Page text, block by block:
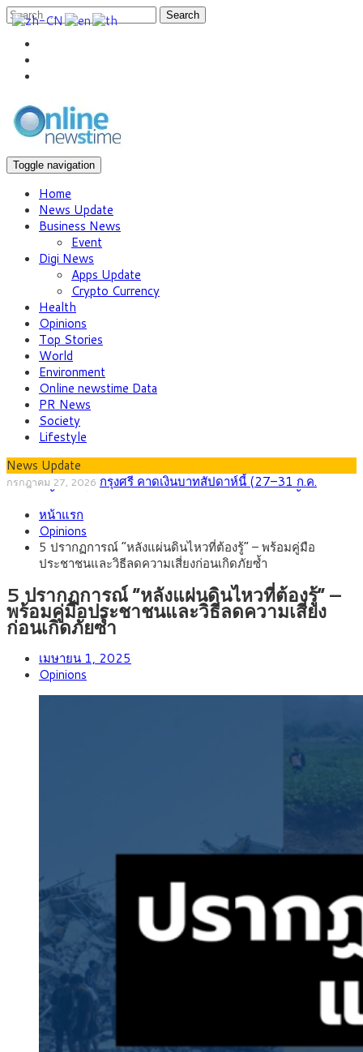
Search
Toggle navigation
Home
News Update
Business News
Event
Digi News
Apps Update
Crypto Currency
Health
Opinions
Top Stories
World
Environment
Online newstime Data
PR News
Society
Lifestyle
News Update
กรกฎาคม 27, 2026 กรุงศรี คาดเงินบาทสัปดาห์นี้ (27–31 ก.ค.
หน้ารถไฟฟ้าสงขลา โมโนเรล 12.54 กม. เชื่อมเมืองหาดใหญ่
สิงหาคม 4, 2026
หัวเพียง 2,618 บาท เสนอทบทวนจัดสรรงบให้สอดคล้องภาระงาน
จริง
สิงหาคม 3, 2026 กรุงศรี คาดเงินบาทสัปดาห์นี้ซื้อขายในกรอบ
33.00-33.60 ติดตามข้อมูลจ้างงานสหรัฐฯ
สิงหาคม 1, 2026 “เอกนิติ” เปิดเครื่องยนต์เศรษฐกิจใหม่ของไทย เดิน
หน้า 5 ยุทธศาสตร์ รื้อโครงสร้างเศรษฐกิจ ดันไทยโตเต็มศักยภาพ
กรกฎาคม 27, 2026 ภัยเงียบใกล้ตัวเด็ก LSD “แสตมป์เมา” ยาเสพติด
ลายการ์ตูน กรมศุลกากร เตือนผู้ปกครองเฝ้าระวัง หลังยึดล็อตใหญ่
จากเยอรมนี
หน้าแรก
Opinions
5 ปรากฏการณ์ “หลังแผ่นดินไหวที่ต้องรู้” – พร้อมคู่มือ
ประชาชนและวิธีลดความเสี่ยงก่อนเกิดภัยซ้ำ
5 ปรากฏการณ์ “หลังแผ่นดินไหวที่ต้องรู้” –
พร้อมคู่มือประชาชนและวิธีลดความเสี่ยง
ก่อนเกิดภัยซ้ำ
เมษายน 1, 2025
Opinions